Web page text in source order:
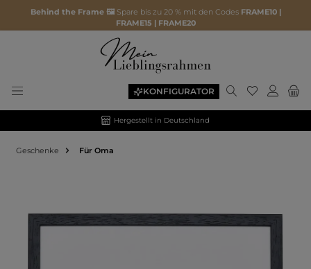
Behind the Frame 🖼️ Spare bis zu 20 % mit den Codes FRAME10 |
FRAME15 | FRAME20
KONFIGURATOR
Hergestellt in Deutschland
Geschenke Für Oma